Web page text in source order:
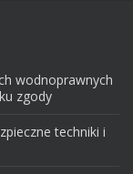
wodnoprawnych
zgody
techniki i